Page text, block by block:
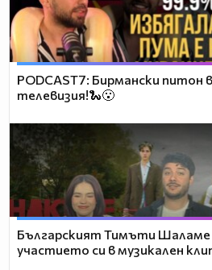
PODCAST7: Бирмански питон
телевизия!🐍😮
Българският Тимъти Шаламе
участието си в музикален